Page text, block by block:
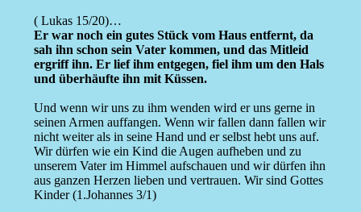
( Lukas 15/20)…
Er war noch ein gutes Stück vom Haus entfernt, da
sah ihn schon sein Vater kommen, und das Mitleid
ergriff ihn. Er lief ihm entgegen, fiel ihm um den Hals
und überhäufte ihn mit Küssen.
Und wenn wir uns zu ihm wenden wird er uns gerne in
seinen Armen auffangen. Wenn wir fallen dann fallen wir
nicht weiter als in seine Hand und er selbst hebt uns auf.
Wir dürfen wie ein Kind die Augen aufheben und zu
unserem Vater im Himmel aufschauen und wir dürfen ihn
aus ganzen Herzen lieben und vertrauen. Wir sind Gottes
Kinder (1.Johannes 3/1)